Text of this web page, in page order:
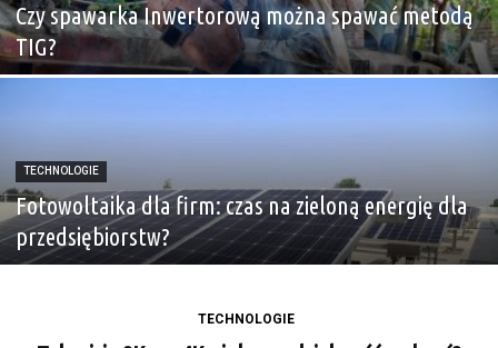
Czy spawarka Inwertorową można spawać metodą
TIG?
TECHNOLOGIE
Fotowoltaika dla firm: czas na zieloną energię dla
przedsiębiorstw?
TECHNOLOGIE